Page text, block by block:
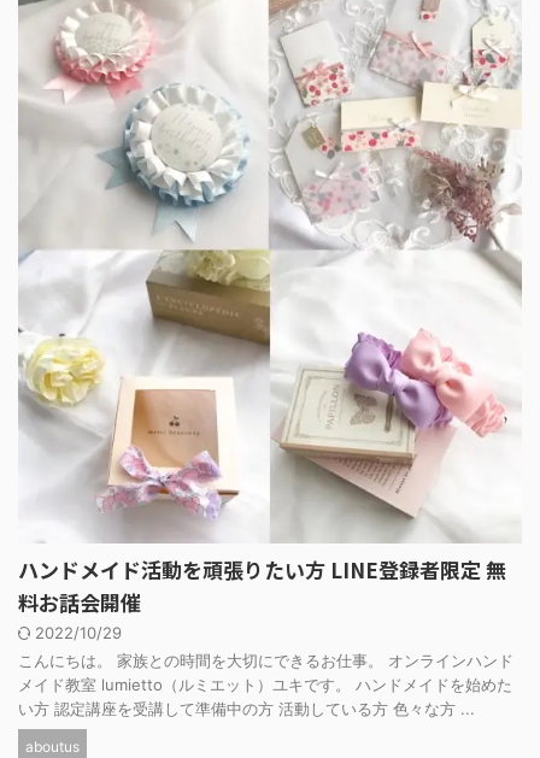
ハンドメイド活動を頑張りたい方 LINE登録者限定 無
料お話会開催
2022/10/29
こんにちは。 家族との時間を大切にできるお仕事。 オンラインハンド
メイド教室 lumietto（ルミエット）ユキです。 ハンドメイドを始めた
い方 認定講座を受講して準備中の方 活動している方 色々な方 ...
aboutus